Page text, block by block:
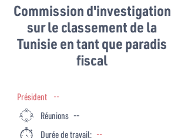
Commission d'investigation
sur le classement de la
Tunisie en tant que paradis
fiscal
Président --
Réunions --
Durée de travail: --